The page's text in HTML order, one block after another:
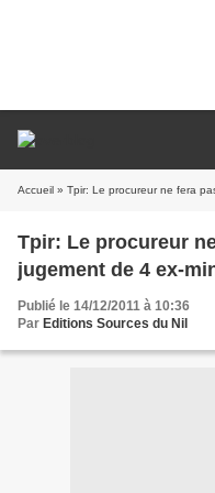
Accueil » Tpir: Le procureur ne fera
Tpir: Le procureur
jugement de 4 ex-
Publié le 14/12/2011 à 10:36
Par Editions Sources du Nil